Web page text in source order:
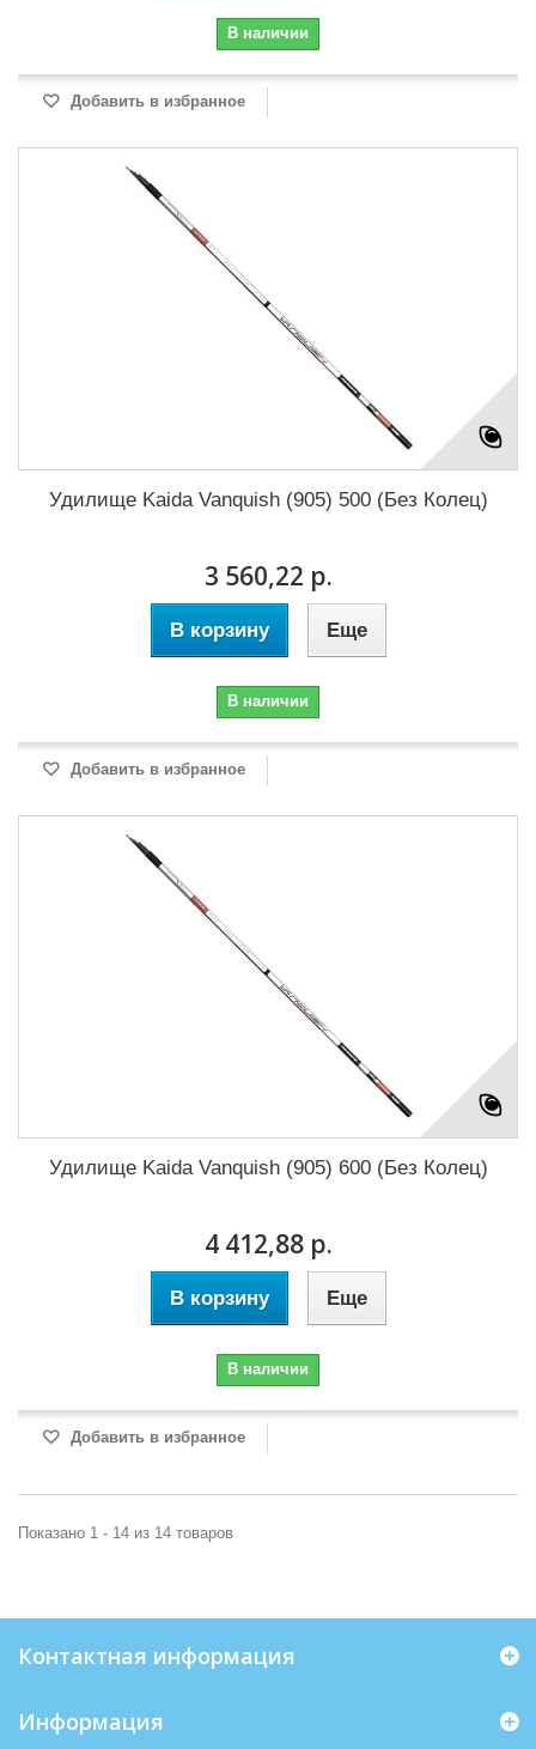
В наличии
Добавить в избранное
Удилище Kaida Vanquish (905) 500 (Без Колец)
3 560,22 р.
В корзину Еще
В наличии
Добавить в избранное
Удилище Kaida Vanquish (905) 600 (Без Колец)
4 412,88 р.
В корзину Еще
В наличии
Добавить в избранное
Показано 1 - 14 из 14 товаров
Контактная информация
Информация